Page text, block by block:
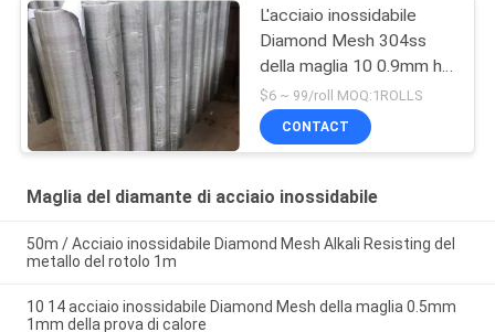
L'acciaio inossidabile
Diamond Mesh 304ss
della maglia 10 0.9mm ha
espanto Diamond Mesh
$6 ~ 99/roll MOQ:1ROLLS
CONTACT
Maglia del diamante di acciaio inossidabile
50m / Acciaio inossidabile Diamond Mesh Alkali Resisting del
metallo del rotolo 1m
10 14 acciaio inossidabile Diamond Mesh della maglia 0.5mm
1mm della prova di calore